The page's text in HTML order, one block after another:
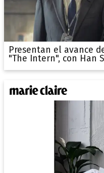
Presentan el avance
"The Intern", con Han